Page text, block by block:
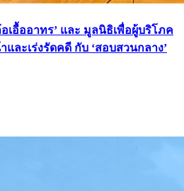
เอื้ออาทร’ และ มูลนิธิเพื่อผู้บริโภค
ละเร่งรัดคดี กับ ‘สอบสวนกลาง’